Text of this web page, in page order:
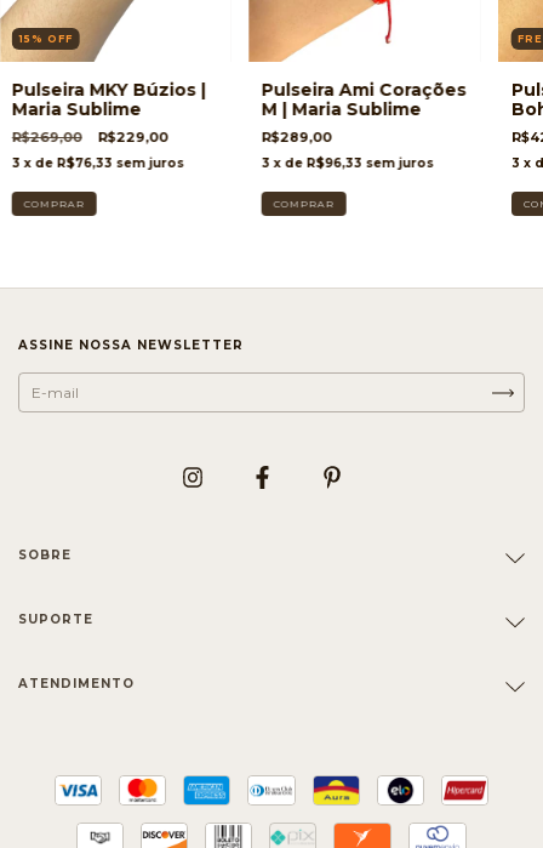
15 % OFF
Pulseira MKY Búzios |
Maria Sublime
R$269,00 R$229,00
3 x de R$76,33 sem juros
Pulseira Ami Corações
M | Maria Sublime
R$289,00
3 x de R$96,33 sem juros 3 x
ASSINE NOSSA NEWSLETTER
SOBRE
SUPORTE
ATENDIMENTO